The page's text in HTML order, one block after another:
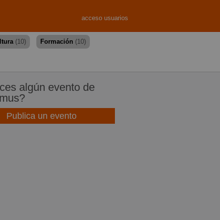
acceso usuarios
(10) Formación (10)
algún evento de
Publica un evento